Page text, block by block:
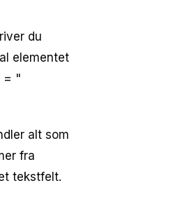
du
elementet
= "
alt som
fra
tekstfelt.